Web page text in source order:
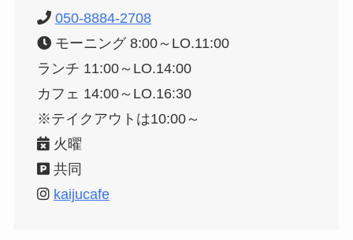
050-8884-2708
モーニング 8:00～LO.11:00
ランチ 11:00～LO.14:00
カフェ 14:00～LO.16:30
※テイクアウトは10:00～
火曜
共同
kaijucafe